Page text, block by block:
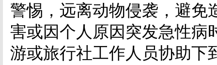
警惕，远离动物侵袭，避免
害或因个人原因突发急性病
游或旅行社工作人员协助下